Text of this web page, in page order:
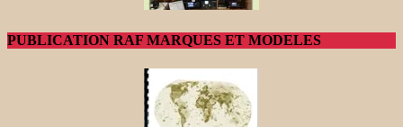
PUBLICATION RAF MARQUES ET MODELES